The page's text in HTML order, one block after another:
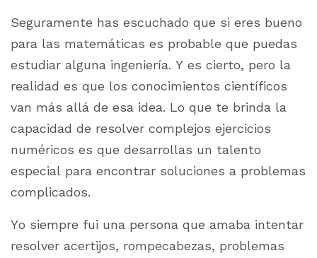
Seguramente has escuchado que si eres bueno
para las matemáticas es probable que puedas
estudiar alguna ingeniería. Y es cierto, pero la
realidad es que los conocimientos científicos
van más allá de esa idea. Lo que te brinda la
capacidad de resolver complejos ejercicios
numéricos es que desarrollas un talento
especial para encontrar soluciones a problemas
complicados.
Yo siempre fui una persona que amaba intentar
resolver acertijos, rompecabezas, problemas